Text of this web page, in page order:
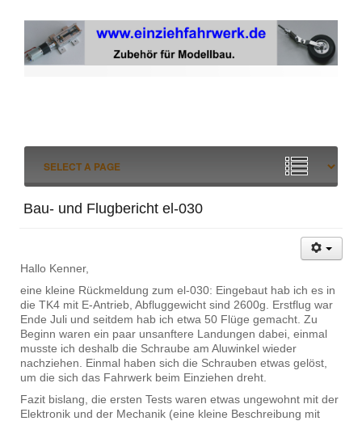
Bau- und Flugbericht el-030
Hallo Kenner,
eine kleine Rückmeldung zum el-030: Eingebaut hab ich es in
die TK4 mit E-Antrieb, Abfluggewicht sind 2600g. Erstflug war
Ende Juli und seitdem hab ich etwa 50 Flüge gemacht. Zu
Beginn waren ein paar unsanftere Landungen dabei, einmal
musste ich deshalb die Schraube am Aluwinkel wieder
nachziehen. Einmal haben sich die Schrauben etwas gelöst,
um die sich das Fahrwerk beim Einziehen dreht.
Fazit bislang, die ersten Tests waren etwas ungewohnt mit der
Elektronik und der Mechanik (eine kleine Beschreibung mit